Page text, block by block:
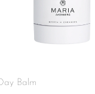
Balm